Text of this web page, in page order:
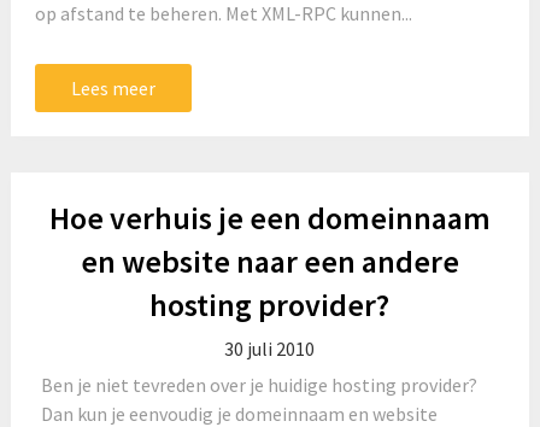
op afstand te beheren. Met XML-RPC kunnen...
Lees meer
Hoe verhuis je een domeinnaam
en website naar een andere
hosting provider?
30 juli 2010
Ben je niet tevreden over je huidige hosting provider?
Dan kun je eenvoudig je domeinnaam en website